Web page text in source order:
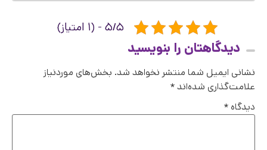
۵/۵ - (۱ امتیاز)
دیدگاهتان را بنویسید
نشانی ایمیل شما منتشر نخواهد شد. بخش‌های موردنیاز
علامت‌گذاری شده‌اند*
دیدگاه *